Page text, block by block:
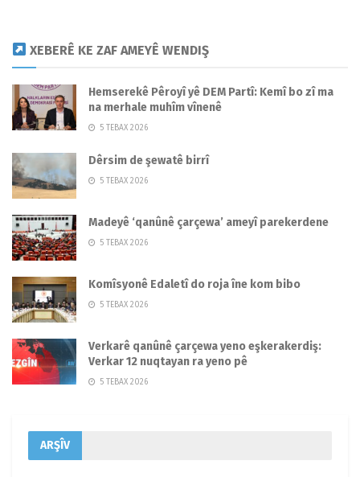
XEBERÊ KE ZAF AMEYÊ WENDIŞ
Hemserekê Pêroyî yê DEM Partî: Kemî bo zî ma
na merhale muhîm vînenê
5 TEBAX 2026
Dêrsim de şewatê birrî
5 TEBAX 2026
Madeyê ‘qanûnê çarçewa’ ameyî parekerdene
5 TEBAX 2026
Komîsyonê Edaletî do roja îne kom bibo
5 TEBAX 2026
Verkarê qanûnê çarçewa yeno eşkerakerdiş:
Verkar 12 nuqtayan ra yeno pê
5 TEBAX 2026
ARŞÎV